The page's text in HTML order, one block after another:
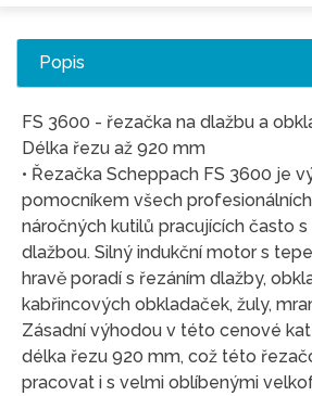
Popis
FS 3600 - řezačka na dlažbu a
Délka řezu až 920 mm
• Řezačka Scheppach FS 3600 je
pomocníkem všech
náročných kutilů pracujících často
dlažbou. Silný indukční motor s
hravě poradí s řezáním dlažby,
kabřincových obkladaček, žuly,
Zásadní výhodou v této cenové
délka řezu 920 mm, což této
pracovat i s velmi oblíbenými